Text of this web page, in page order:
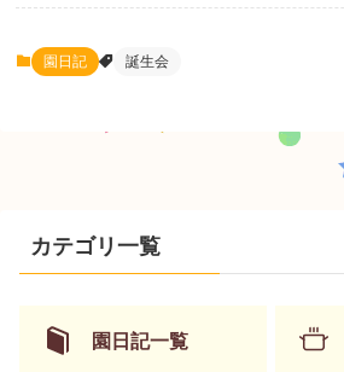
園日記 誕生会
カテゴリ一覧
園日記一覧